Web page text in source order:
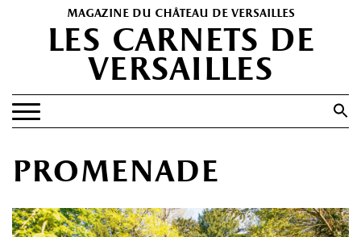
magazine du château de versailles
les carnets de
versailles
Search Button
PATRIMOINE
SPECTACLES
promenade